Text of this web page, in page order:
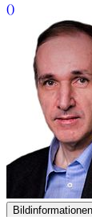
()
Bildinformationen